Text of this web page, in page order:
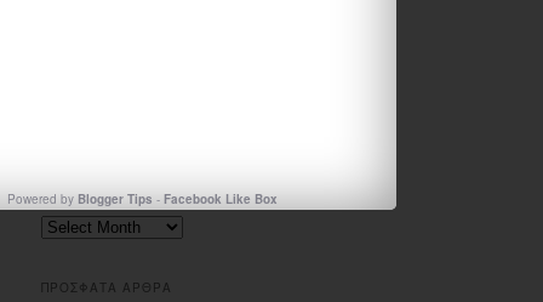
ΑΡΧΕΙΟΘΗΚΗ ΙΣΤΟΛΟΓΙΟΥ
Αρχειοθηκη
ΠΡΟΣΦΑΤΑ ΑΡΘΡΑ
Powered by Blogger Tips - Facebook Like Box